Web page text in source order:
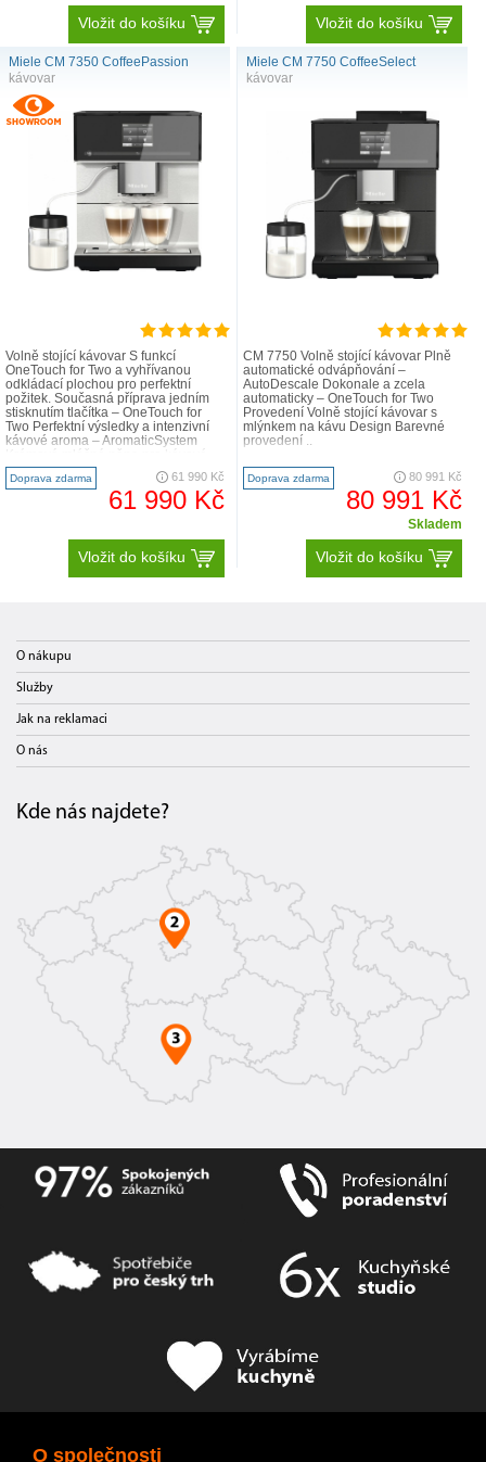
Vložit do košíku Vložit do košíku
Miele CM 7350 CoffeePassion
kávovar
Volně stojící kávovar S funkcí
OneTouch for Two a vyhřívanou
odkládací plochou pro perfektní
požitek. Současná příprava jedním
stisknutím tlačítka – OneTouch for
Two Perfektní výsledky a intenzivní
kávové aroma – AromaticSystem
speciality – Ca..
Doprava zdarma 61 990 Kč
61 990 Kč
Vložit do košíku
Miele CM 7750 CoffeeSelect
kávovar
CM 7750 Volně stojící kávovar Plně
automatické odvápňování –
AutoDescale Dokonale a zcela
automaticky – OneTouch for Two
Provedení Volně stojící kávovar s
mlýnkem na kávu Design Barevné
provedení ..
Doprava zdarma 80 991 Kč
80 991 Kč
Skladem
Vložit do košíku
O nákupu
Služby
Jak na reklamaci
O nás
Kde nás najdete?
O společnosti